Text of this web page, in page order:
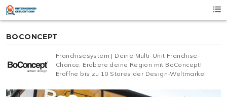
Skip
content
BOCONCEPT
Franchisesystem | Deine Multi-Unit Franchise-
Chance: Erobere deine Region mit BoConcept!
Eröffne bis zu 10 Stores der Design-Weltmarke!